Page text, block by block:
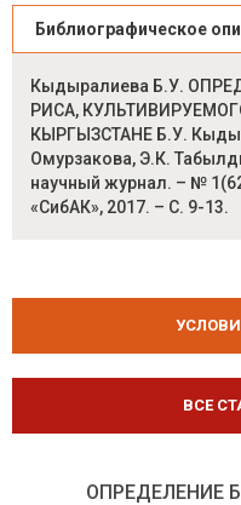
Библиографическое
Кыдыралиева Б.У.
РИСА,
КЫРГЫЗСТАНЕ Б.У.
Омурзакова, Э.К.
научный журнал. – №
«СибАК», 2017. – С. 9-13.
ВСЕ
ОПРЕДЕЛЕНИЕ